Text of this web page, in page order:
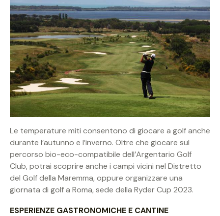
Le temperature miti consentono di giocare a golf anche
durante l’autunno e l’inverno. Oltre che giocare sul
percorso bio-eco-compatibile dell’Argentario Golf
Club, potrai scoprire anche i campi vicini nel Distretto
del Golf della Maremma, oppure organizzare una
giornata di golf a Roma, sede della Ryder Cup 2023.
ESPERIENZE GASTRONOMICHE E CANTINE